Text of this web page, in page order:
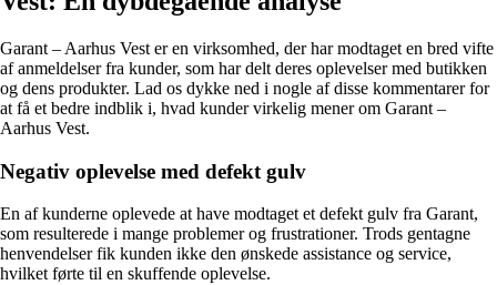
Garant – Aarhus Vest er en virksomhed, der har modtaget en bred vifte
af anmeldelser fra kunder, som har delt deres oplevelser med butikken
og dens produkter. Lad os dykke ned i nogle af disse kommentarer for
at få et bedre indblik i, hvad kunder virkelig mener om Garant –
Aarhus Vest.
Negativ oplevelse med defekt gulv
En af kunderne oplevede at have modtaget et defekt gulv fra Garant,
som resulterede i mange problemer og frustrationer. Trods gentagne
henvendelser fik kunden ikke den ønskede assistance og service,
hvilket førte til en skuffende oplevelse.